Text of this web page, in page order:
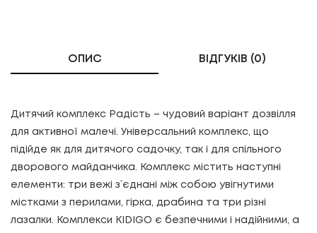
ОПИС ВІДГУКІВ (0)
Дитячий комплекс Радість – чудовий варіант дозвілля
для активної малечі. Універсальний комплекс, що
підійде як для дитячого садочку, так і для спільного
дворового майданчика. Комплекс містить наступні
елементи: три вежі з’єднані між собою увігнутими
містками з перилами, гірка, драбина та три різні
лазалки. Комплекси KIDIGO є безпечними і надійними, а